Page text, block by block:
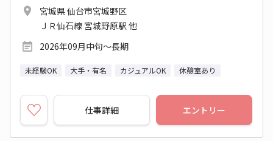
宮城県 仙台市宮城野区
ＪＲ仙石線 宮城野原駅 他
2026年09月中旬～長期
未経験OK 大手・有名 カジュアルOK 休憩室あり
仕事詳細 エントリー